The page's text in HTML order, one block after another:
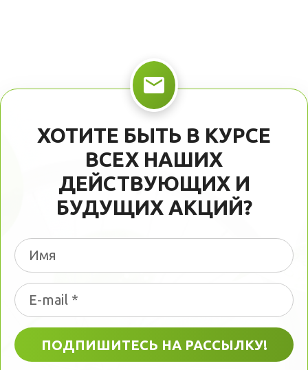
ХОТИТЕ БЫТЬ В КУРСЕ
ВСЕХ НАШИХ
ДЕЙСТВУЮЩИХ И
БУДУЩИХ АКЦИЙ?